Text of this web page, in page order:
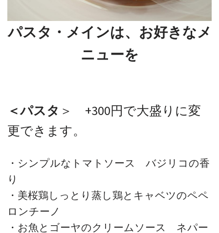
パスタ・メインは、お好きなメ
ニューを
＜パスタ ＞ +300円で大盛りに変
更できます。
・シンプルなトマトソース バジリコの香
り
・美桜鶏しっとり蒸し鶏とキャベツのペペ
ロンチーノ
・お魚とゴーヤのクリームソース ネパー